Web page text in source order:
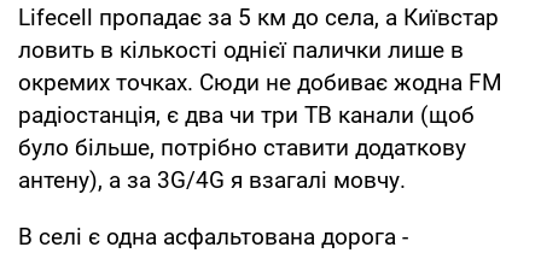
Lifecell пропадає за 5 км до села, а Київстар
ловить в кількості однієї палички лише в
окремих точках. Сюди не добиває жодна FM
радіостанція, є два чи три ТВ канали (щоб
було більше, потрібно ставити додаткову
антену), а за 3G/4G я взагалі мовчу.
В селі є одна асфальтована дорога -